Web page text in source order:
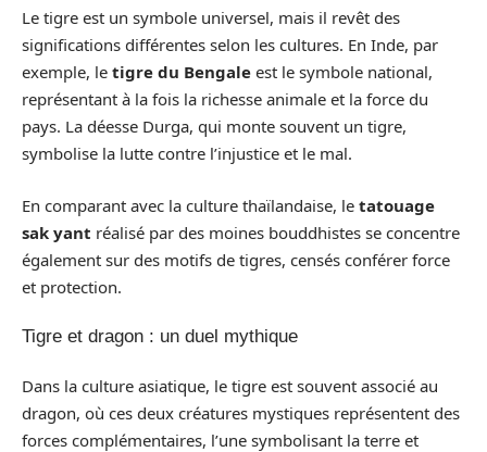
Le tigre est un symbole universel, mais il revêt des
significations différentes selon les cultures. En Inde, par
exemple, le tigre du Bengale est le symbole national,
représentant à la fois la richesse animale et la force du
pays. La déesse Durga, qui monte souvent un tigre,
symbolise la lutte contre l’injustice et le mal.
En comparant avec la culture thaïlandaise, le tatouage
sak yant réalisé par des moines bouddhistes se concentre
également sur des motifs de tigres, censés conférer force
et protection.
Tigre et dragon : un duel mythique
Dans la culture asiatique, le tigre est souvent associé au
dragon, où ces deux créatures mystiques représentent des
forces complémentaires, l’une symbolisant la terre et